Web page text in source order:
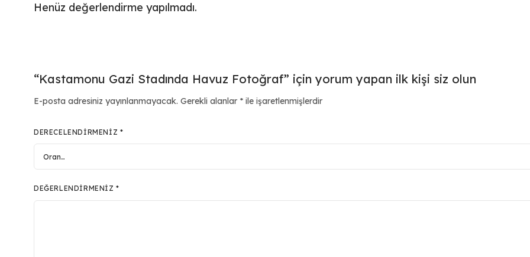
Henüz değerlendirme yapılmadı.
“Kastamonu Gazi Stadında Havuz Fotoğraf” için yorum yapan ilk kişi siz olun
E-posta adresiniz yayınlanmayacak. Gerekli alanlar * ile işaretlenmişlerdir
DERECELENDIRMENIZ *
DEĞERLENDIRMENIZ*